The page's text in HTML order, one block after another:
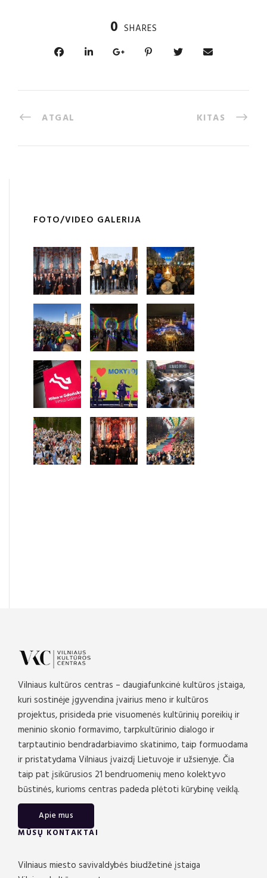
0 SHARES
ATGAL KITAS
FOTO/VIDEO GALERIJA
Vilniaus kultūros centras – daugiafunkcinė kultūros įstaiga,
kuri sostinėje įgyvendina įvairius meno ir kultūros
projektus, prisideda prie visuomenės kultūrinių poreikių ir
meninio skonio formavimo, tarpkultūrinio dialogo ir
tarptautinio bendradarbiavimo skatinimo, taip formuodama
ir pristatydama Vilniaus įvaizdį Lietuvoje ir užsienyje. Čia
taip pat įsikūrusios 21 bendruomenių meno kolektyvo
būstinės, kurioms centras padeda plėtoti kūrybinę veiklą.
Apie mus
MŪSŲ KONTAKTAI
Vilniaus miesto savivaldybės biudžetinė įstaiga